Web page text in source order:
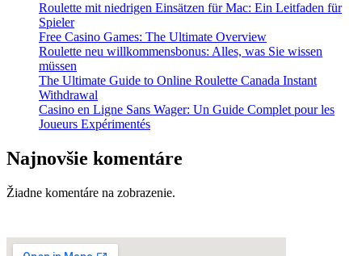
Roulette mit niedrigen Einsätzen für Mac: Ein Leitfaden für
Spieler
Free Casino Games: The Ultimate Overview
Roulette neu willkommensbonus: Alles, was Sie wissen
müssen
The Ultimate Guide to Online Roulette Canada Instant
Withdrawal
Casino en Ligne Sans Wager: Un Guide Complet pour les
Joueurs Expérimentés
Najnovšie komentáre
Žiadne komentáre na zobrazenie.